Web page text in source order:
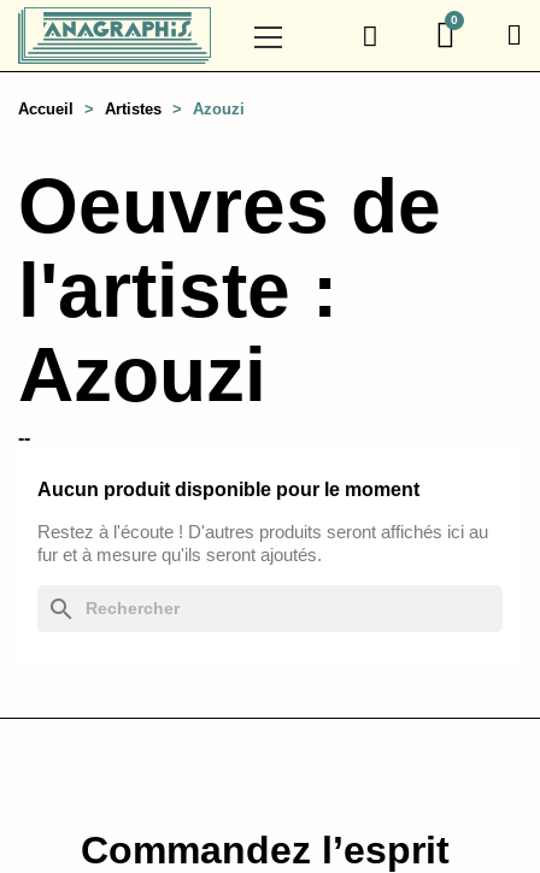
Accueil Artistes Azouzi
Oeuvres de
l'artiste :
Azouzi
--
Aucun produit disponible pour le moment
Restez à l'écoute ! D'autres produits seront affichés ici au
fur et à mesure qu'ils seront ajoutés.
search
Commandez l’esprit​